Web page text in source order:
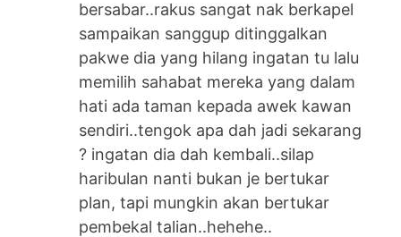
bersabar..rakus sangat nak berkapel
sampaikan sanggup ditinggalkan
pakwe dia yang hilang ingatan tu lalu
memilih sahabat mereka yang dalam
hati ada taman kepada awek kawan
sendiri..tengok apa dah jadi sekarang
? ingatan dia dah kembali..silap
haribulan nanti bukan je bertukar
plan, tapi mungkin akan bertukar
pembekal talian..hehehe..